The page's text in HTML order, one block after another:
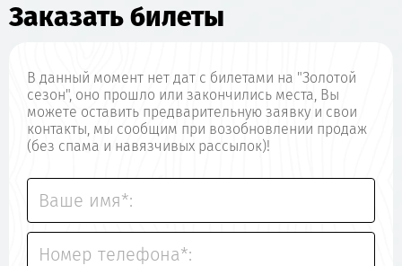
Заказать билеты
В данный момент нет дат с билетами на "Золотой
сезон", оно прошло или закончились места, Вы
можете оставить предварительную заявку и свои
контакты, мы сообщим при возобновлении продаж
(без спама и навязчивых рассылок)!
Ваше имя*:
Номер телефона*: